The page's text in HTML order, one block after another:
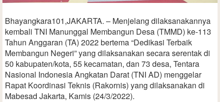
Bhayangkara101,JAKARTA. – Menjelang dilaksanakannya
kembali TNI Manunggal Membangun Desa (TMMD) ke-113
Tahun Anggaran (TA) 2022 bertema “Dedikasi Terbaik
Membangun Negeri” yang dilaksanakan secara serentak di
50 kabupaten/kota, 55 kecamatan, dan 73 desa, Tentara
Nasional Indonesia Angkatan Darat (TNI AD) menggelar
Rapat Koordinasi Teknis (Rakornis) yang dilaksanakan di
Mabesad Jakarta, Kamis (24/3/2022).